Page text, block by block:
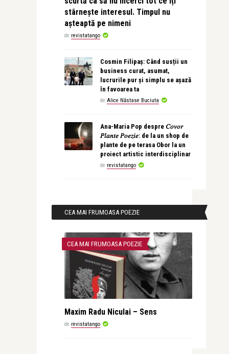
stârnește interesul. Timpul nu
așteaptă pe nimeni
de revistatango
Cosmin Filipaș: Când susții un
business curat, asumat,
lucrurile pur și simplu se așază
în favoarea ta
de Alice Năstase Buciuta
Ana-Maria Pop despre 𝐶𝑜𝑣𝑜𝑟
𝑃𝑙𝑎𝑛𝑡𝑒 𝑃𝑜𝑒𝑧𝑖𝑒: de la un shop de
plante de pe terasa Obor la un
proiect artistic interdisciplinar
de revistatango
CEA MAI FRUMOASA POEZIE
CEA MAI FRUMOASA POEZIE
Maxim Radu Niculai – Sens
de revistatango